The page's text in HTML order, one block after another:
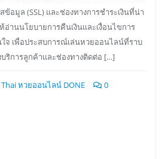
อมูล (SSL) และช่องทางการชำระเงินที่น่า
านนโยบายการคืนเงินและเงื่อนไขการ
จ เพื่อประสบการณ์เล่นหวยออนไลน์ที่ราบ
การลูกค้าและช่องทางติดต่อ […]
Thai หวยออนไลน์ DONE
0